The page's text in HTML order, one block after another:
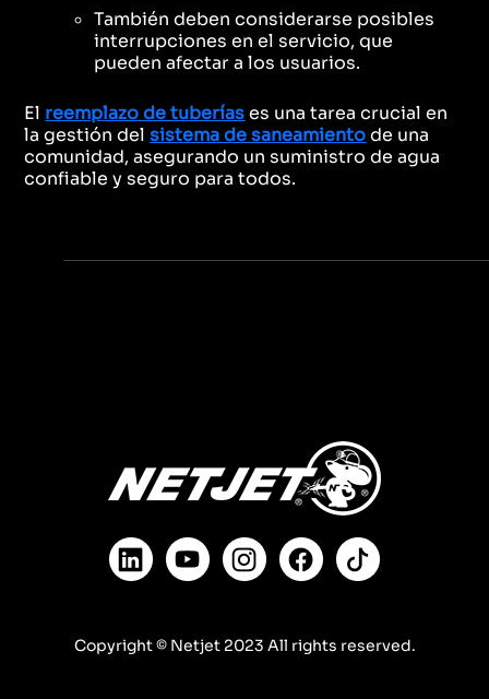
También deben considerarse posibles
interrupciones en el servicio, que
pueden afectar a los usuarios.
El reemplazo de tuberíases una tarea crucial en
la gestión delsistema de saneamientode una
comunidad, asegurando un suministro de agua
confiable y seguro para todos.
Copyright © Netjet 2023 All rights reserved.